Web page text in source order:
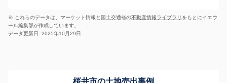
※ これらのデータは、マーケット情報と国土交通省の不動産情報ライブラリ をもとにイエウ
ール編集部が作成しています。
データ更新日: 2025年10月29日
桜井市の土地売出事例